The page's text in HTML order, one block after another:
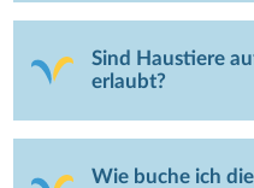
Sind Haustiere
erlaubt?
Wie buche ich